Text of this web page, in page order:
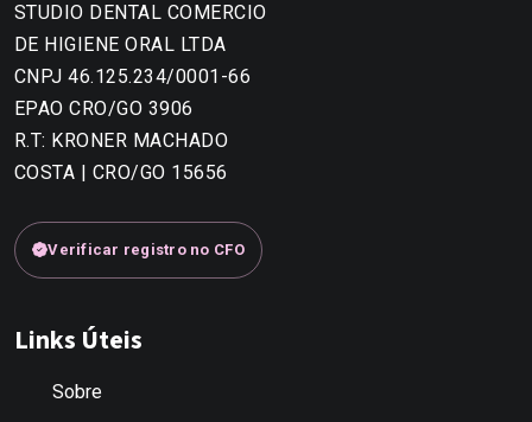
STUDIO DENTAL COMERCIO
DE HIGIENE ORAL LTDA
CNPJ 46.125.234/0001-66
EPAO CRO/GO 3906
R.T: KRONER MACHADO
COSTA | CRO/GO 15656
Verificar registro no CFO
Links Úteis
Sobre